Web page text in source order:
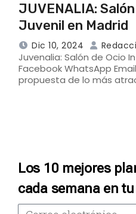
JUVENALIA:
Juvenil en Madrid
Dic 10, 2024
Juvenalia: Salón de Ocio
Facebook WhatsApp
propuesta de lo más
Los 10 mejores
cada semana en